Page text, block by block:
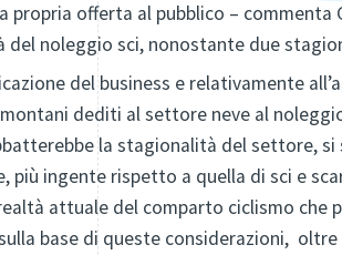
propria offerta al pubblico – commenta
noleggio sci, nonostante due
del business e relativamente
dediti al settore neve al
la stagionalità del settore,
più ingente rispetto a quella di sci e
attuale del comparto ciclismo che
base di queste considerazioni,